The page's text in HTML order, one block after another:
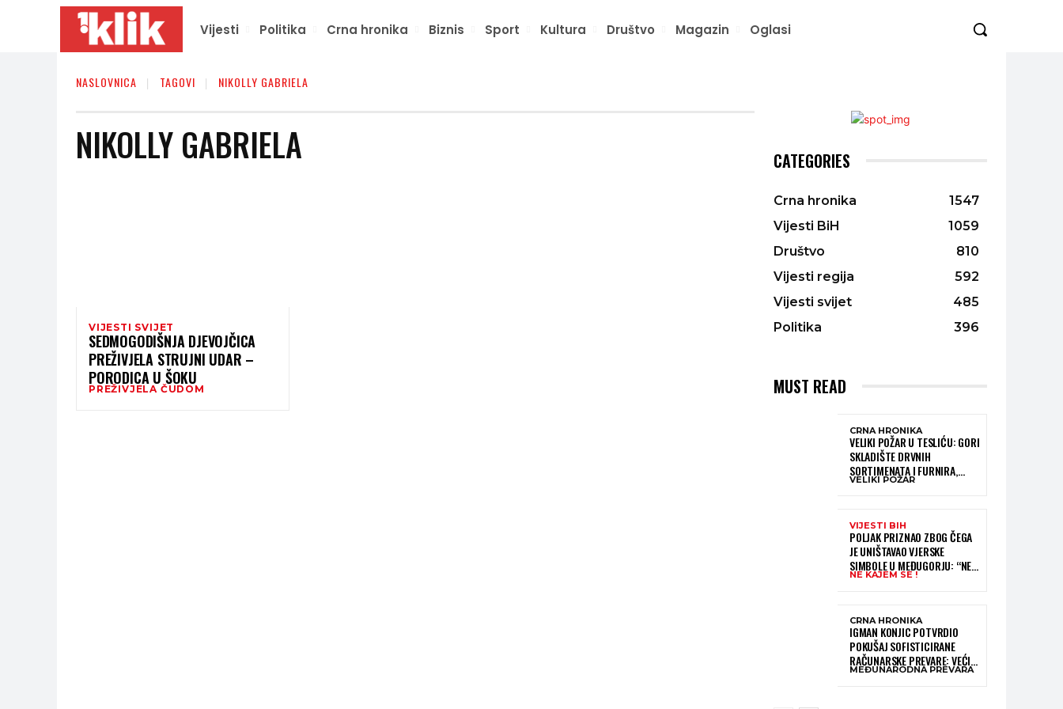
Vijesti Politika Crna hronika Biznis Sport Kultura Društvo Magazin Oglasi
NASLOVNICA TAGOVI NIKOLLY GABRIELA
NIKOLLY GABRIELA
VIJESTI SVIJET
SEDMOGODIŠNJA DJEVOJČICA
PREŽIVJELA STRUJNI UDAR –
PORODICA U ŠOKU
PREŽIVJELA ČUDOM
CATEGORIES
Crna hronika
1547
Vijesti BiH
1059
Društvo
810
Vijesti regija
592
Vijesti svijet
485
Politika
396
MUST READ
CRNA HRONIKA
VELIKI POŽAR U TESLIĆU: GORI
SKLADIŠTE DRVNIH
SORTIMENATA I FURNIRA,
VATROGASCIMA STIŽE POMOĆ
VELIKI POŽAR
VIJESTI BIH
POLJAK PRIZNAO ZBOG ČEGA
JE UNIŠTAVAO VJERSKE
SIMBOLE U MEĐUGORJU: “NE
KAJEM SE I PONOVIO BIH SVE”
NE KAJEM SE !
CRNA HRONIKA
IGMAN KONJIC POTVRDIO
POKUŠAJ SOFISTICIRANE
RAČUNARSKE PREVARE: VEĆI
DIO NOVCA BLOKIRAN,
MEĐUNARODNA PREVARA